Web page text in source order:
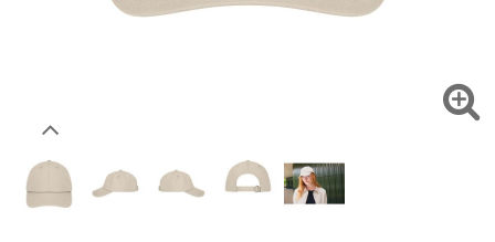
Voudriez-vous acheter des produits pour votre besoin
